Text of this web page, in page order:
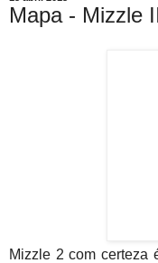
Mapa - Mizzle
Mizzle 2 com certeza